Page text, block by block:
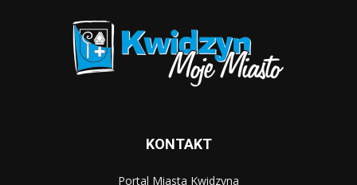
KONTAKT
Portal Miasta Kwidzyna